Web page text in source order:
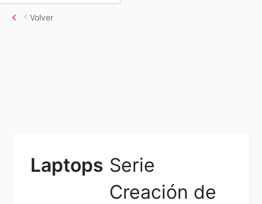
Volver
Laptops Serie
Creación de